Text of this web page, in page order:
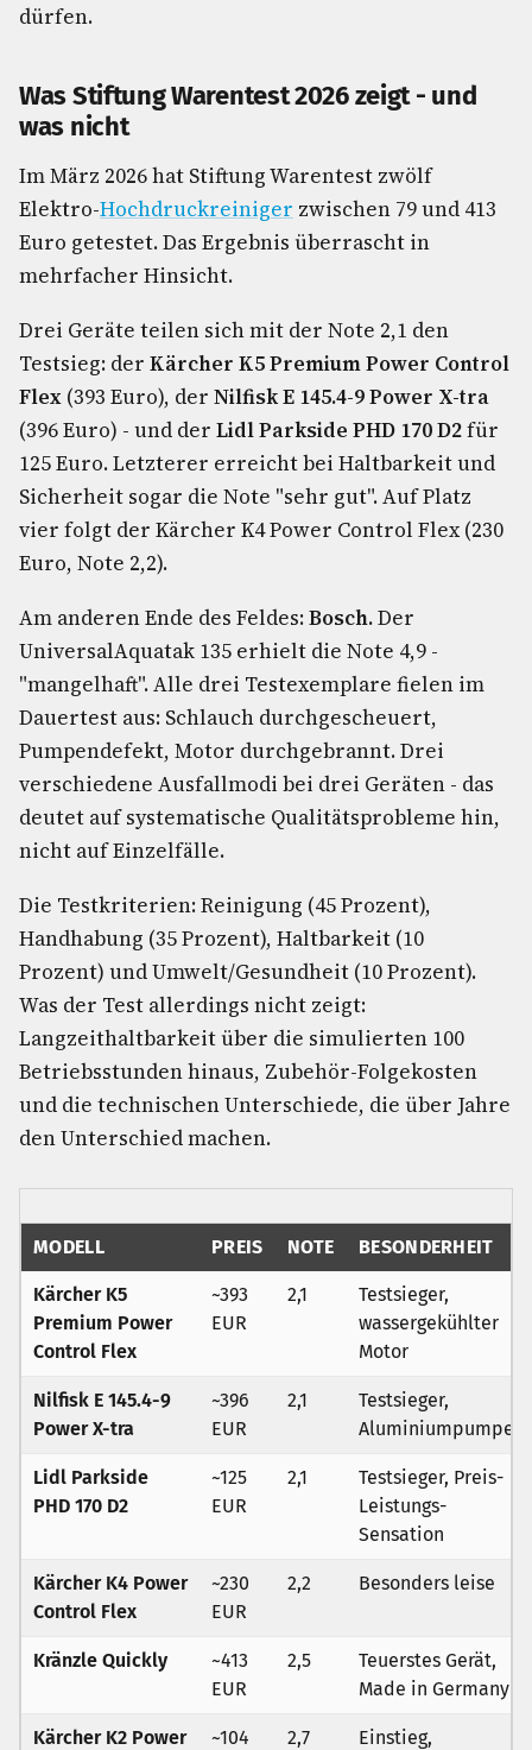
dürfen.
Was Stiftung Warentest 2026 zeigt - und
was nicht
Im März 2026 hat Stiftung Warentest zwölf
Elektro-Hochdruckreiniger zwischen 79 und 413
Euro getestet. Das Ergebnis überrascht in
mehrfacher Hinsicht.
Drei Geräte teilen sich mit der Note 2,1 den
Testsieg: der Kärcher K5 Premium Power Control
Flex (393 Euro), der Nilfisk E 145.4-9 Power X-tra
(396 Euro) - und der Lidl Parkside PHD 170 D2für
125 Euro. Letzterer erreicht bei Haltbarkeit und
Sicherheit sogar die Note "sehr gut". Auf Platz
vier folgt der Kärcher K4 Power Control Flex (230
Euro, Note 2,2).
Am anderen Ende des Feldes:Bosch.Der
UniversalAquatak 135 erhielt die Note 4,9 -
"mangelhaft". Alle drei Testexemplare fielen im
Dauertest aus: Schlauch durchgescheuert,
Pumpendefekt, Motor durchgebrannt. Drei
verschiedene Ausfallmodi bei drei Geräten - das
deutet auf systematische Qualitätsprobleme hin,
nicht auf Einzelfälle.
Die Testkriterien: Reinigung (45 Prozent),
Handhabung (35 Prozent), Haltbarkeit (10
Prozent) und Umwelt/Gesundheit (10 Prozent).
Was der Test allerdings nicht zeigt:
Langzeithaltbarkeit über die simulierten 100
Betriebsstunden hinaus, Zubehör-Folgekosten
und die technischen Unterschiede, die über Jahre
den Unterschied machen.
MODELL PREIS NOTE BESONDERHEIT
Kärcher K5
Premium Power
Control Flex
~393
EUR
2,1
Testsieger,
wassergekühlter
Motor
Nilfisk E 145.4-9
Power X-tra
~396
EUR
2,1
Testsieger,
Aluminiumpumpe
Lidl Parkside
PHD 170 D2
~125
EUR
2,1
Testsieger, Preis-
Leistungs-
Sensation
Kärcher K4 Power
Control Flex
~230
EUR
2,2 Besonders leise
Kränzle Quickly
~413
EUR
2,5
Teuerstes Gerät,
Made in Germany
Kärcher K2 Power
~104
2,7
Einstieg,